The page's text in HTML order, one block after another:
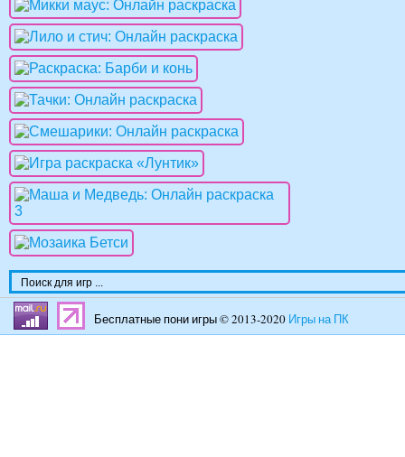
Бесплатные пони игры © 2013-2020 Игры на ПК